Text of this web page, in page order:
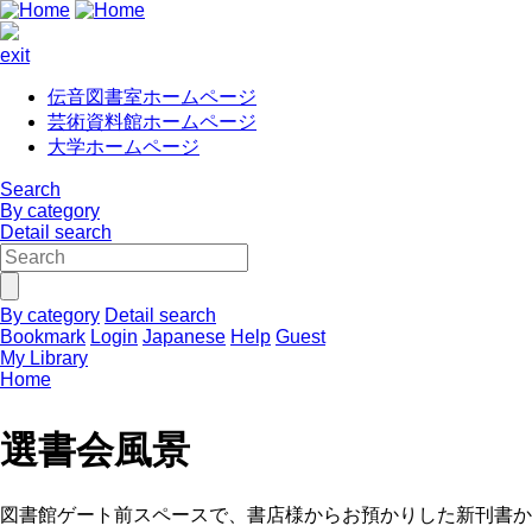
exit
伝音図書室ホームページ
芸術資料館ホームページ
大学ホームページ
Search
By category
Detail search
By category Detail search
Bookmark Login Japanese Help Guest
My Library
Home
選書会風景
図書館ゲート前スペースで、書店様からお預かりした新刊書